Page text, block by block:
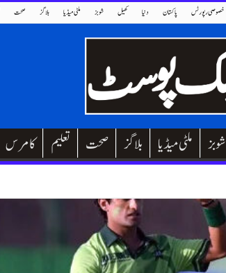
صحت بلاگز ملٹی میڈیا شوبز کھیل دنیا پاکستان خصوصی رپورٹس
کامرس تعلیم صحت بلاگز ملٹی میڈیا شوبز